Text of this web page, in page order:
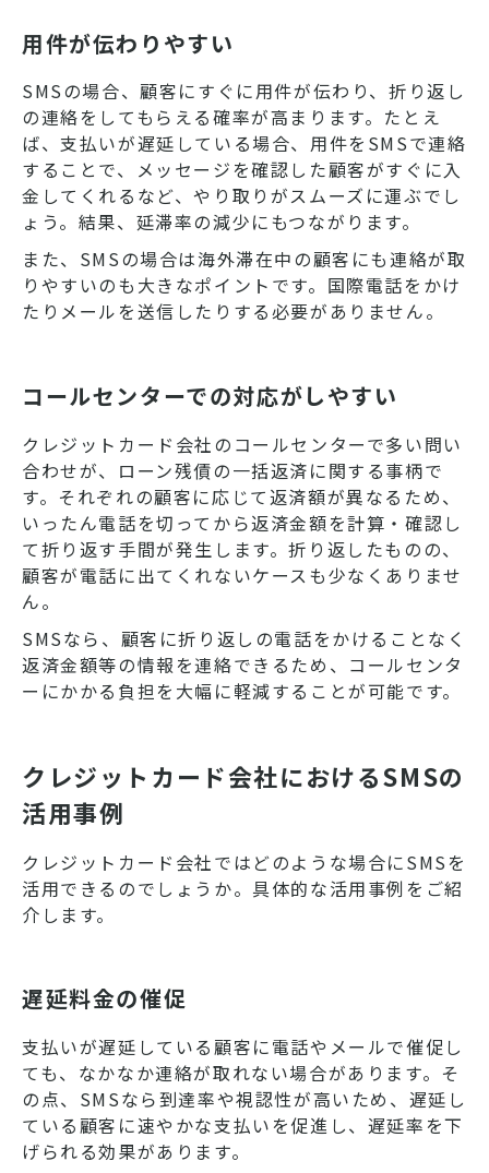
用件が伝わりやすい
SMSの場合、顧客にすぐに用件が伝わり、折り返し
の連絡をしてもらえる確率が高まります。たとえ
ば、支払いが遅延している場合、用件をSMSで連絡
することで、メッセージを確認した顧客がすぐに入
金してくれるなど、やり取りがスムーズに運ぶでし
ょう。結果、延滞率の減少にもつながります。
また、SMSの場合は海外滞在中の顧客にも連絡が取
りやすいのも大きなポイントです。国際電話をかけ
たりメールを送信したりする必要がありません。
コールセンターでの対応がしやすい
クレジットカード会社のコールセンターで多い問い
合わせが、ローン残債の一括返済に関する事柄で
す。それぞれの顧客に応じて返済額が異なるため、
いったん電話を切ってから返済金額を計算・確認し
て折り返す手間が発生します。折り返したものの、
顧客が電話に出てくれないケースも少なくありませ
ん。
SMSなら、顧客に折り返しの電話をかけることなく
返済金額等の情報を連絡できるため、コールセンタ
ーにかかる負担を大幅に軽減することが可能です。
クレジットカード会社におけるSMSの
活用事例
クレジットカード会社ではどのような場合にSMSを
活用できるのでしょうか。具体的な活用事例をご紹
介します。
遅延料金の催促
支払いが遅延している顧客に電話やメールで催促し
ても、なかなか連絡が取れない場合があります。そ
の点、SMSなら到達率や視認性が高いため、遅延し
ている顧客に速やかな支払いを促進し、遅延率を下
げられる効果があります。